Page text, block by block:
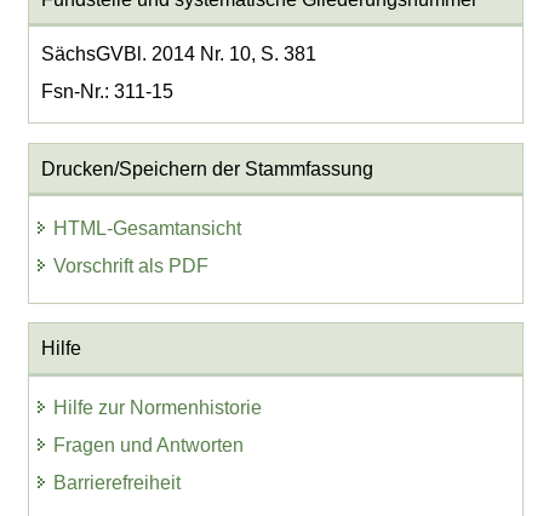
SächsGVBl. 2014 Nr. 10, S. 381
Fsn-Nr.: 311-15
Drucken/Speichern der Stammfassung
HTML-Gesamtansicht
Vorschrift als PDF
Hilfe
Hilfe zur Normenhistorie
Fragen und Antworten
Barrierefreiheit